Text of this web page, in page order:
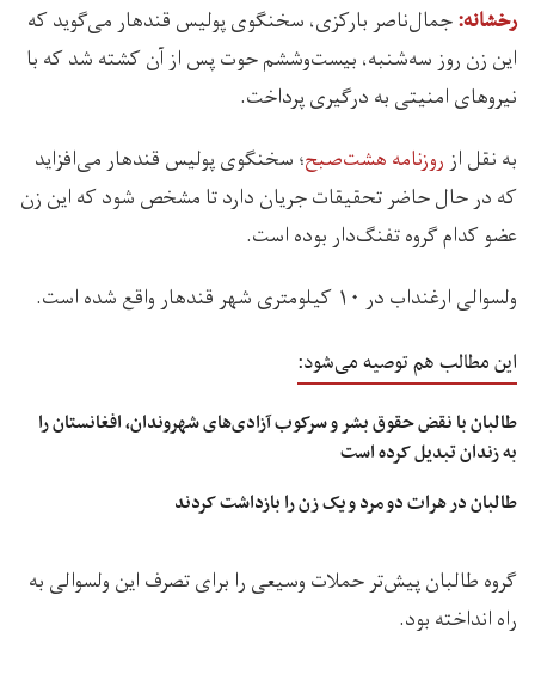
رخشانه:جمال‌ناصر بارکزی، سخنگوی پولیس قندهار می‌گوید که
این زن روز سه‌شنبه، بیست‌وششم حوت پس از آن کشته شد که با
نیروهای امنیتی به درگیری پرداخت.
به نقل ازروزنامه هشت‌صبح؛ سخنگوی پولیس قندهار می‌افزاید
که در حال حاضر تحقیقات جریان دارد تا مشخص شود که این زن
عضو کدام گروه تفنگ‌دار بوده است.
ولسوالی ارغنداب در ۱۰ کیلومتری شهر قندهار واقع شده است.
این مطالب هم توصیه می‌شود:
طالبان با نقض حقوق بشر و سرکوب آزادی‌های شهروندان، افغانستان را
به زندان تبدیل کرده است
طالبان در هرات دو مرد و یک زن را بازداشت کردند
گروه طالبان پیش‌تر حملات وسیعی را برای تصرف این ولسوالی به
راه انداخته بود.